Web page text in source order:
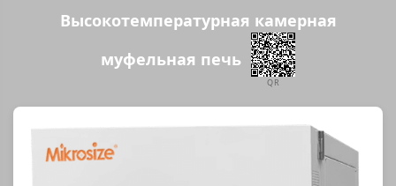
Высокотемпературная камерная
муфельная печь
QR